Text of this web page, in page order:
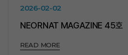
2026-02-02
NEORNAT MAGAZINE 45호
READ MORE